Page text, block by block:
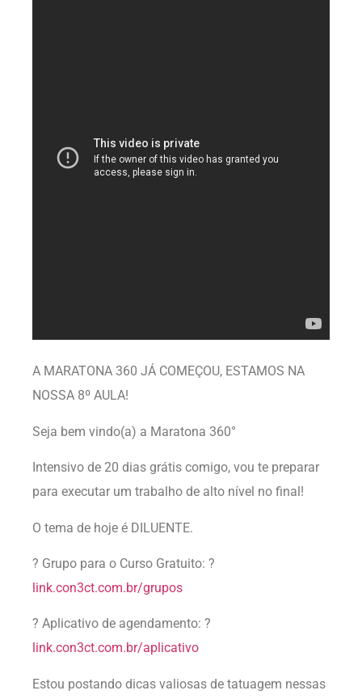
A MARATONA 360 JÁ COMEÇOU, ESTAMOS NA
NOSSA 8º AULA!
Seja bem vindo(a) a Maratona 360°
Intensivo de 20 dias grátis comigo, vou te preparar
para executar um trabalho de alto nível no final!
O tema de hoje é DILUENTE.
? Grupo para o Curso Gratuito: ?
link.con3ct.com.br/grupos
? Aplicativo de agendamento: ?
link.con3ct.com.br/aplicativo
Estou postando dicas valiosas de tatuagem nessas